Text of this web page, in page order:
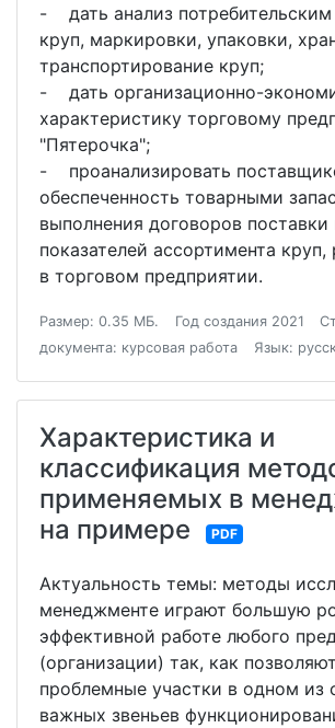
- дать анализ потребительским
круп, маркировки, упаковки,
транспортирование круп;
- дать организационно-
характеристику торговому
"Пятерочка";
- проанализировать
обеспеченность товарными
выполнения договоров поставки
показателей ассортимента
в торговом предприятии.
Размер: 0.35 МБ. Год создания 2021
документа: курсовая работа
Язык:
Характеристика и
классификация
применяемых в
на примере
PDF
Актуальность темы: методы
менеджменте играют большую
эффективной работе любого
(организации) так, как
проблемные участки в одном из
важных звеньев